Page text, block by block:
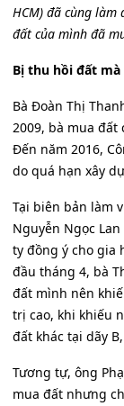
HCM) đã cùng làm
đất của mình đã
Bị thu hồi đất
Bà Đoàn Thị
2009, bà mua đất
Đến năm 2016,
do quá hạn xây
Tại biên bản làm
Nguyễn Ngọc
ty đồng ý cho gia
đầu tháng 4, bà
đất mình nên
trị cao, khi khiếu
đất khác tại dãy
Tương tự, ông
mua đất nhưng